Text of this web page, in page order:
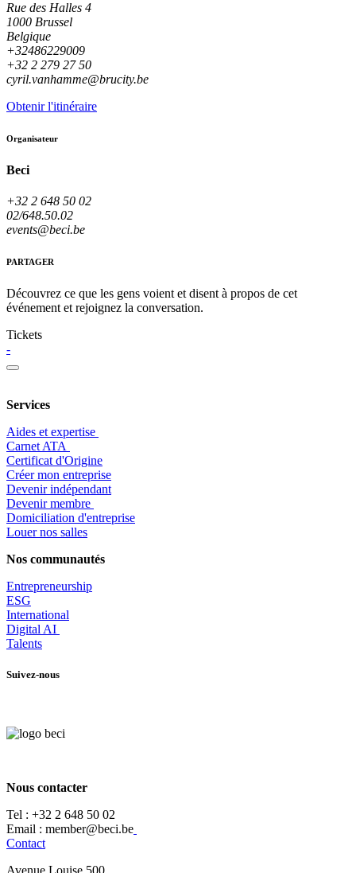
Rue des Halles 4
1000 Brussel
Belgique
+32486229009
+32 2 279 27 50
cyril.vanhamme@brucity.be
Obtenir l'itinéraire
Organisateur
Beci
+32 2 648 50 02
02/648.50.02
events@beci.be
PARTAGER
Découvrez ce que les gens voient et disent à propos de cet
événement et rejoignez la conversation.
Tickets
-
Services
Aides et expertise
​Carnet ATA
Certificat d'Origine
Créer mon entreprise
Devenir indépendant
Devenir membre
​Domiciliation d'entreprise
Louer nos salles
Nos communautés
Entrepreneurship
ESG
International
Digital AI
Talents
Suivez-nous
Nous contacter
Tel : +32 2 648 50 02​
​​Email : member@beci.be
Contact
Avenue Louise 500